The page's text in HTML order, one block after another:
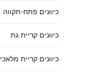
כיוונים פתח-תקווה
כיוונים קריית גת
כיוונים קריית מלאכי